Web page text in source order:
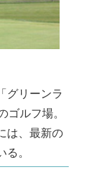
グリーンラ
ゴルフ場。
は、最新の
。